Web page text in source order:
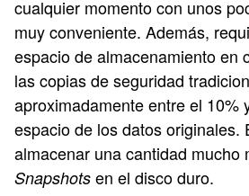
cualquier momento con unos
muy conveniente. Además,
espacio de almacenamiento en
las copias de seguridad
aproximadamente entre el 10%
espacio de los datos originales.
almacenar una cantidad mucho
Snapshots en el disco duro.